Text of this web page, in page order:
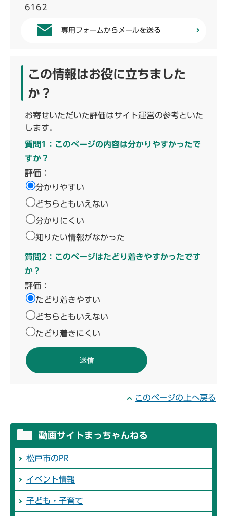
6162
専用フォームからメールを送る
この情報はお役に立ちました
か？
お寄せいただいた評価はサイト運営の参考といた
します。
質問1：このページの内容は分かりやすかったで
すか？
評価：
分かりやすい
どちらともいえない
分かりにくい
知りたい情報がなかった
質問2：このページはたどり着きやすかったです
か？
評価：
たどり着きやすい
どちらともいえない
たどり着きにくい
このページの上へ戻る
動画サイトまっちゃんねる
松戸市のPR
イベント情報
子ども・子育て